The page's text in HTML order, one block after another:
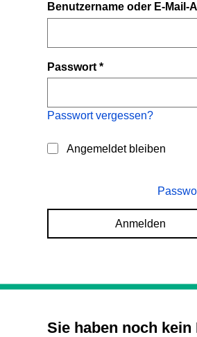
Benutzername oder E-Mail-
Passwort*
Passwort vergessen?
Angemeldet bleiben
Anmelden
Sie haben noch kein